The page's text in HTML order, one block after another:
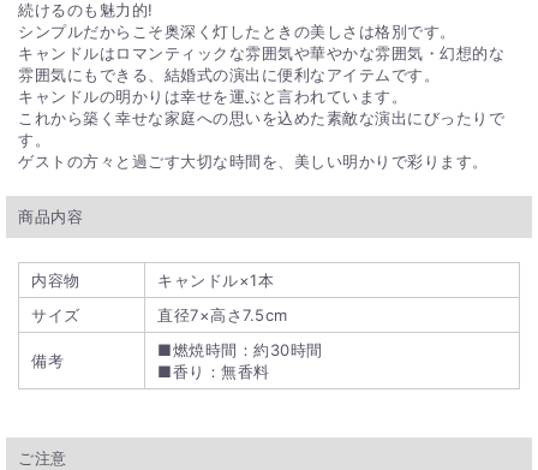
続けるのも魅力的!
シンプルだからこそ奥深く灯したときの美しさは格別です。
キャンドルはロマンティックな雰囲気や華やかな雰囲気・幻想的な
雰囲気にもできる、結婚式の演出に便利なアイテムです。
キャンドルの明かりは幸せを運ぶと言われています。
これから築く幸せな家庭への思いを込めた素敵な演出にびったりで
す。
ゲストの方々と過ごす大切な時間を、美しい明かりで彩ります。
商品内容
内容物
キャンドル×1本
サイズ
直径7×高さ7.5cm
備考
■燃焼時間：約30時間
■香り：無香料
ご注意